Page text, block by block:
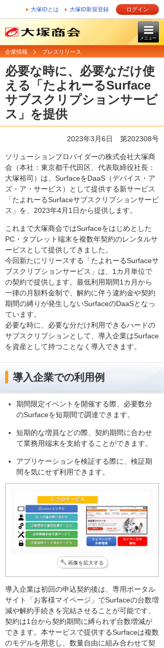
大塚IDとは 大塚ID新規登録 ログイン
メニュー
企業情報 プレスリリース
必要な時に、必要なだけ使
える「たよれーるSurface
サブスクリプションサービ
ス」を提供
2023年3月6日 第202308号
ソリューションプロバイダーの株式会社大塚商
会（本社：東京都千代田区、代表取締役社長：
大塚裕司）は、SurfaceをDaaS（デバイス・ア
ズ・ア・サービス）として提供する新サービス
「たよれーるSurfaceサブスクリプションサービ
ス」を、2023年4月1日から提供します。
これまで大塚商会ではSurfaceをはじめとした
PC・タブレット端末を複数年契約のレンタルサ
ービスとして提供してきました。
今回新たにリリースする「たよれーるSurfaceサ
ブスクリプションサービス」は、1カ月単位で
の契約で提供します。最低利用期間1カ月から
一律の月額料金制で、解約に伴う違約金や契約
期間の縛りが発生しないSurfaceのDaaSとなっ
ています。
必要な時に、必要な分だけ利用できるハードの
サブスクリプションとして、導入企業はSurface
を資産として持つことなく導入できます。
導入企業での利用例
期間限定イベントを開催する際、必要数分
のSurfaceを短期間で調達できます。
短期的な増員などの際、契約期間に合わせ
て業務用端末を支給することができます。
アプリケーションを検証する際に、検証期
間を気にせず利用できます。
画像を拡大する
導入企業は初回の申込契約後は、専用ポータル
サイト「お客様マイページ」でSurfaceの台数増
減や解約手続きを完結させることが可能です。
契約は1台から契約期間に縛られず台数増減が
できます。本サービスで提供するSurfaceは複数
のモデルを用意し、数量自由に組み合わせて契